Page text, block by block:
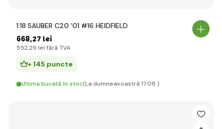
1:18 SAUBER C20 '01 #16 HEIDFIELD
668,27 lei
552,29 lei fără TVA
+ 145 puncte
Ultima bucată în stoc(La dumneavoastră 17.08.)